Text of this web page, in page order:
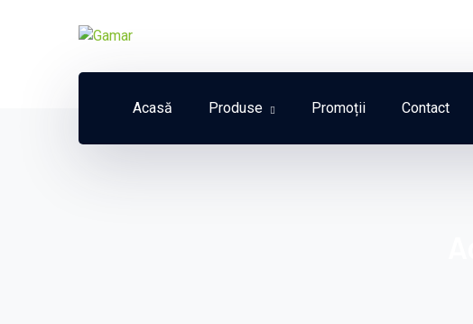
Acasă Produse Promoții Contact